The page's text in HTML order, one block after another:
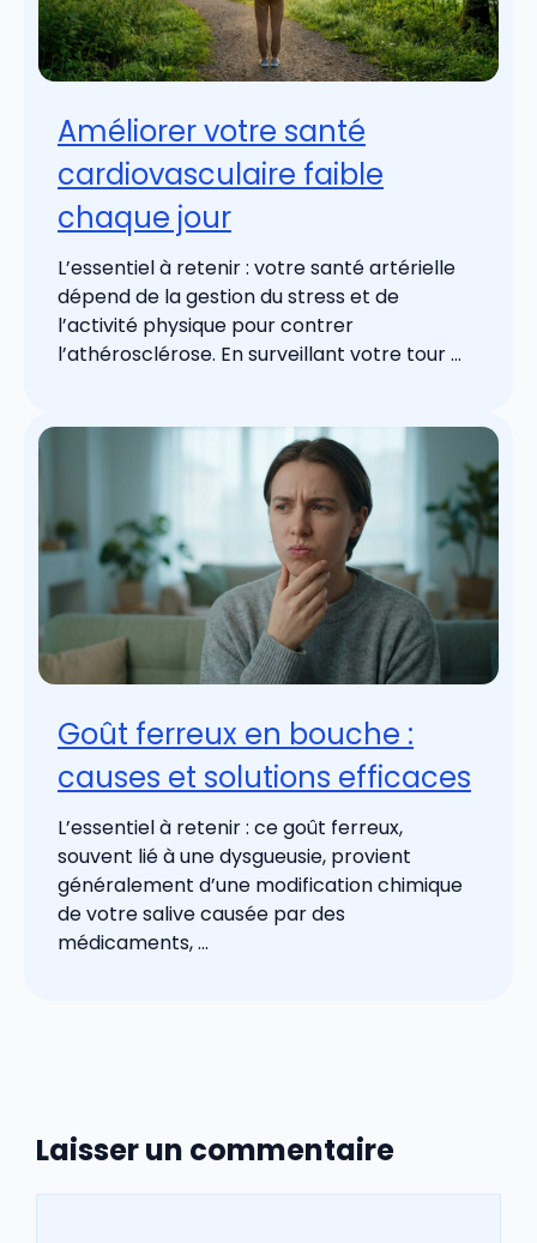
Améliorer votre santé
cardiovasculaire faible
chaque jour
L’essentiel à retenir : votre santé artérielle
dépend de la gestion du stress et de
l’activité physique pour contrer
l’athérosclérose. En surveillant votre tour ...
Goût ferreux en bouche :
causes et solutions efficaces
L’essentiel à retenir : ce goût ferreux,
souvent lié à une dysgueusie, provient
généralement d’une modification chimique
de votre salive causée par des
médicaments, ...
Laisser un commentaire